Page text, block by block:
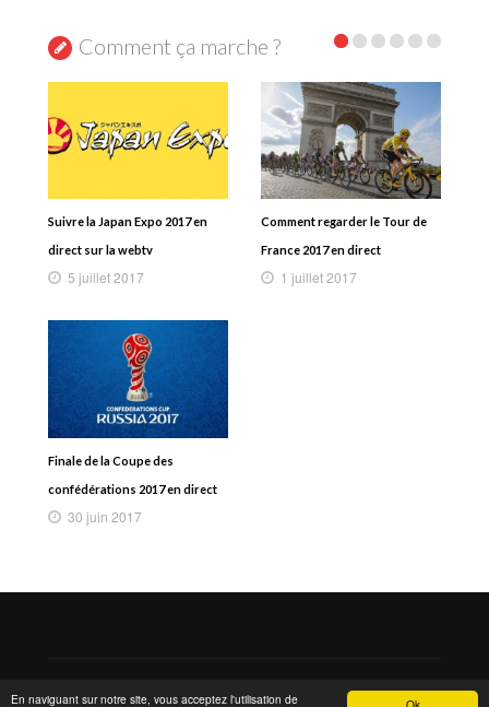
En naviguant sur notre site, vous acceptez l'utilisation de
Comment ça marche ?
Suivre la Japan Expo 2017 en
direct sur la webtv
5 juillet 2017
Comment regarder le Tour de
France 2017 en direct
1 juillet 2017
Finale de la Coupe des
confédérations 2017 en direct
30 juin 2017
Copyright 2015 © MarsTheme All rights reserved. Powered by